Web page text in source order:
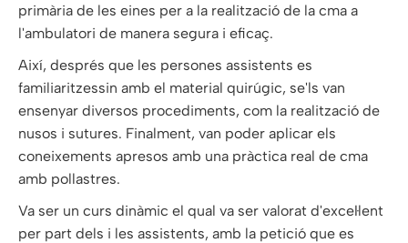
primària de les eines per a la realització de la cma a
l'ambulatori de manera segura i eficaç.
Així, després que les persones assistents es
familiaritzessin amb el material quirúgic, se'ls van
ensenyar diversos procediments, com la realització de
nusos i sutures. Finalment, van poder aplicar els
coneixements apresos amb una pràctica real de cma
amb pollastres.
Va ser un curs dinàmic el qual va ser valorat d'excel·lent
per part dels i les assistents, amb la petició que es